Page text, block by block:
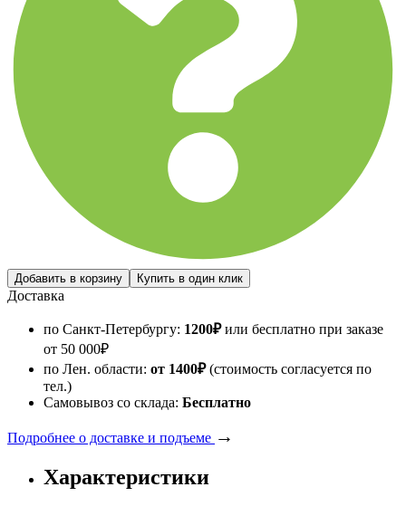
Доставка
по Санкт-Петербургу: 1200₽или бесплатно при заказе
от 50 000₽
по Лен. области: от 1400₽(стоимость согласуется по
тел.)
Самовывоз со склада: Бесплатно
Подробнее о доставке и подъеме →
Характеристики